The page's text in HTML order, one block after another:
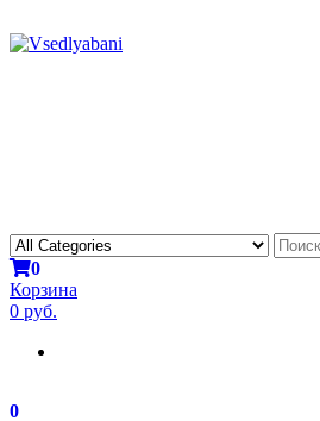
0
Корзина
0 руб.
0